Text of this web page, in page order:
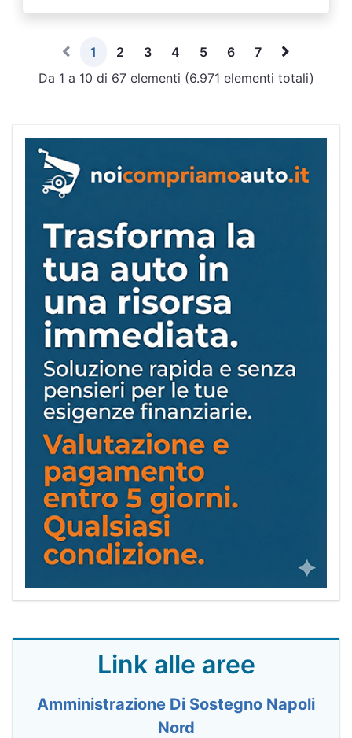
1 2 3 4 5 6
7
Da 1 a 10 di 67 elementi (6.971 elementi totali)
Link alle aree
Amministrazione Di Sostegno Napoli
Nord